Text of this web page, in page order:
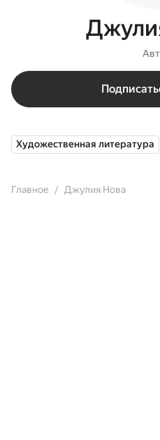
Художественная литература
Главное Джулия Нова